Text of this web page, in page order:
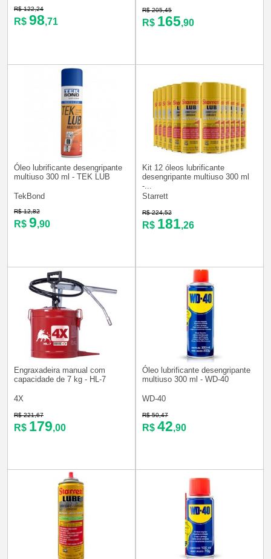
R$ 122,24
R$ 98,71
R$ 205,45
R$ 165,90
Óleo lubrificante desengripante
multiuso 300 ml - TEK LUB
TekBond
R$ 12,82
R$ 9,90
Kit 12 óleos lubrificante
desengripante multiuso 300 ml
-...
Starrett
R$ 224,52
R$ 181,26
Engraxadeira manual com
capacidade de 7 kg - HL-7
4X
R$ 221,67
R$ 179,00
Óleo lubrificante desengripante
multiuso 300 ml - WD-40
WD-40
R$ 50,47
R$ 42,90